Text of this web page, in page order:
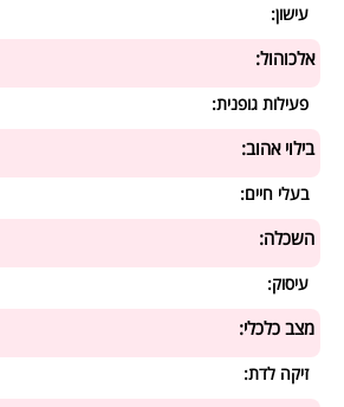
עישון:
אלכוהול:
פעילות גופנית:
בילוי אהוב:
בעלי חיים:
השכלה:
עיסוק:
מצב כלכלי:
זיקה לדת: